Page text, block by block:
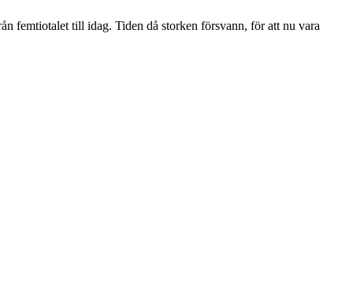
femtiotalet till idag. Tiden då storken försvann, för att nu vara